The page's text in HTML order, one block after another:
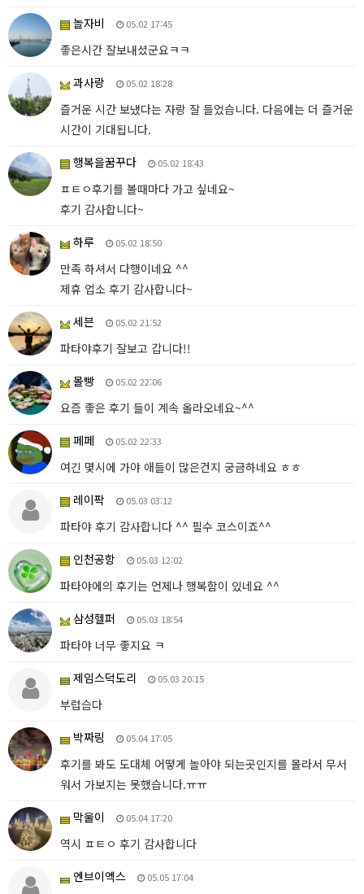
놀자비
05.02 17:45
좋은시간 잘보내셨군요ㅋㅋ
과사랑
05.02 18:28
즐거운 시간 보냈다는 자랑 잘 들었습니다. 다음에는 더 즐거운
시간이 기대됩니다.
행복을꿈꾸다
05.02 18:43
ㅍㅌㅇ후기를 볼때마다 가고 싶네요~
후기 감사합니다~
하루
05.02 18:50
만족 하셔서 다행이네요 ^^
제휴 업소 후기 감사합니다~
세븐
05.02 21:52
파타야후기 잘보고 갑니다!!
몰빵
05.02 22:06
요즘 좋은 후기 들이 계속 올라오네요~^^
페페
05.02 22:33
여긴 몇시에 가야 애들이 많은건지 궁금하네요 ㅎㅎ
레이팍
05.03 03:12
파타야 후기 감사합니다 ^^ 필수 코스이죠^^
인천공항
05.03 12:02
파타야에의 후기는 언제나 행복함이 있네요 ^^
삼성헬퍼
05.03 18:54
파타야 너무 좋지요 ㅋ
제임스덕도리
05.03 20:15
부럽슴다
박짜링
05.04 17:05
후기를 봐도 도대체 어떻게 놀아야 되는곳인지를 몰라서 무서
워서 가보지는 못했습니다.ㅠㅠ
막울이
05.04 17:20
역시 ㅍㅌㅇ 후기 감사합니다
엔브이엑스
05.05 17:04